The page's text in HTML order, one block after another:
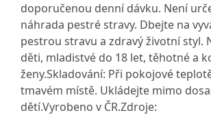
doporučenou denní dávku. Není
náhrada pestré stravy. Dbejte na
pestrou stravu a zdravý životní styl.
děti, mladistvé do 18 let, těhotné a
ženy.Skladování: Při pokojové
tmavém místě. Ukládejte mimo
dětí.Vyrobeno v ČR.Zdroje: